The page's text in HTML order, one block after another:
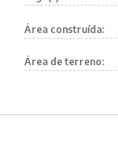
Área construída:
Área de terreno: